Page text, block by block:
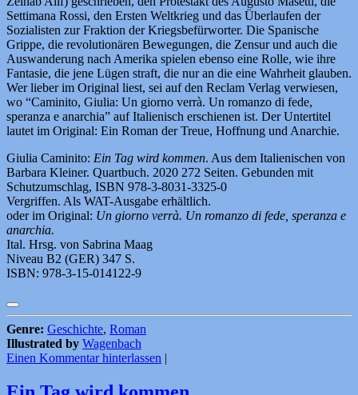
Settimana Rossi, den Ersten Weltkrieg und das Überlaufen der
Sozialisten zur Fraktion der Kriegsbefürworter. Die Spanische
Grippe, die revolutionären Bewegungen, die Zensur und auch die
Auswanderung nach Amerika spielen ebenso eine Rolle, wie ihre
Fantasie, die jene Lügen straft, die nur an die eine Wahrheit glauben.
Wer lieber im Original liest, sei auf den Reclam Verlag verwiesen,
wo “Caminito, Giulia: Un giorno verrà. Un romanzo di fede,
speranza e anarchia” auf Italienisch erschienen ist. Der Untertitel
lautet im Original: Ein Roman der Treue, Hoffnung und Anarchie.
Giulia Caminito: Ein Tag wird kommen. Aus dem Italienischen von
Barbara Kleiner. Quartbuch. 2020 272 Seiten. Gebunden mit
Schutzumschlag, ISBN 978-3-8031-3325-0
Vergriffen. Als WAT-Ausgabe erhältlich.
oder im Original: Un giorno verrà. Un romanzo di fede, speranza e
anarchia.
Ital. Hrsg. von Sabrina Maag
Niveau B2 (GER) 347 S.
ISBN: 978-3-15-014122-9
Genre: Geschichte, Roman
Illustrated by Wagenbach
Einen Kommentar hinterlassen |